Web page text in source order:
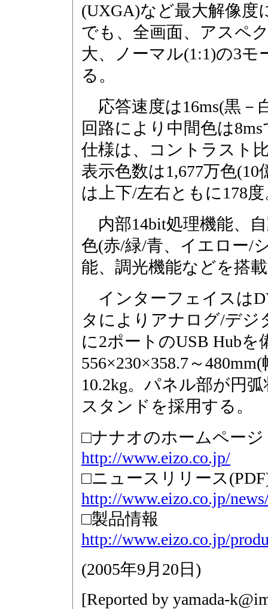
(UXGA)など最大解像度
でも、全画面、アスペ
大、ノーマル(1:1)の3モ
る。
応答速度は16ms(黒－
回路により中間色は
仕様は、コントラスト
表示色数は1,677万色(10
は上下/左右ともに178
内部14bit処理機能、
色(赤/緑/青、イエロー/
能、調光機能などを搭
インターフェイスは
タによりアナログ/デジ
に2ポートのUSB Hub
556×230×358.7～
10.2kg。パネル部が円
スタンドを採用する。
□ナナオのホームページ
http://www.eizo.co.jp/
□ニュースリリース
http://www.eizo.co.jp/
□製品情報
http://www.eizo.co.jp/
(2005年9月20日 )
[Reported by yamada-